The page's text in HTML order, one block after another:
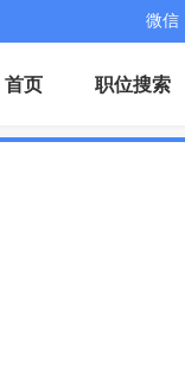
微信
首页 职位搜索